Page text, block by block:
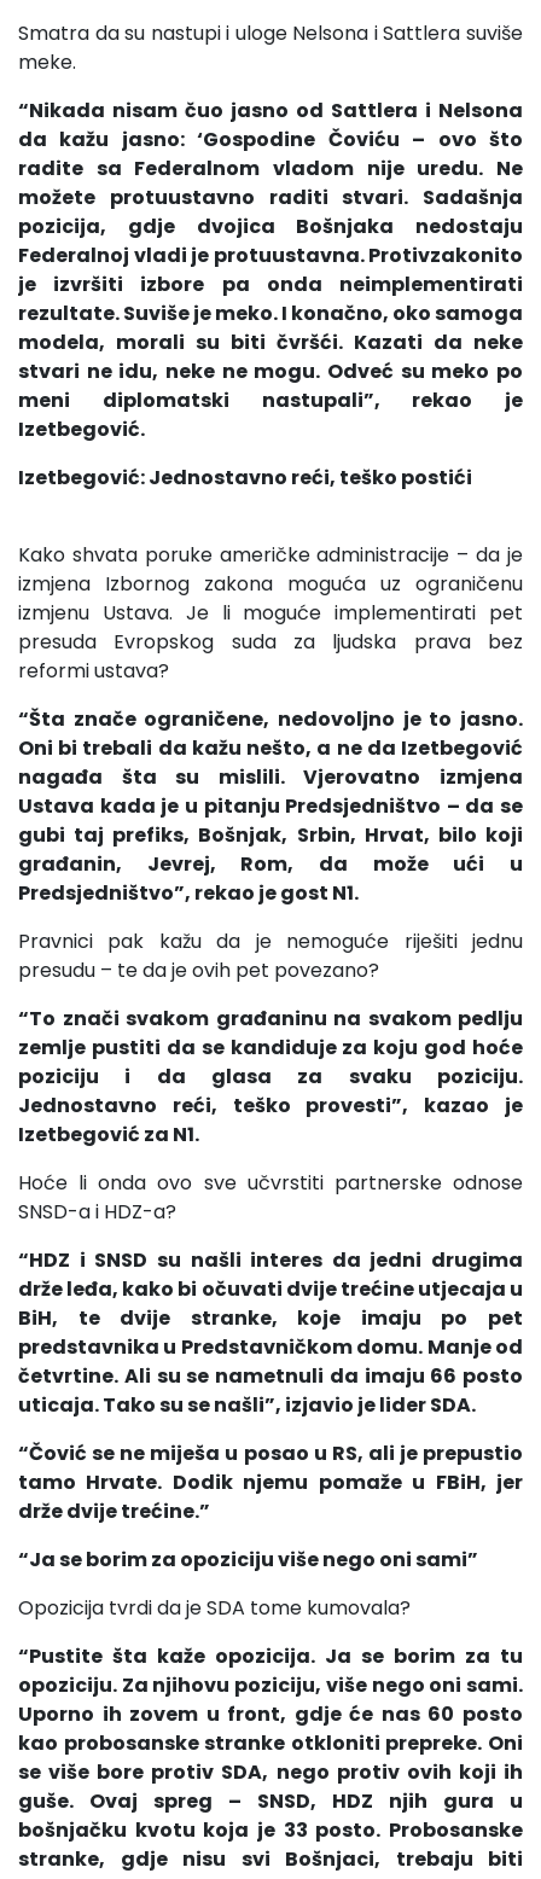
Smatra da su nastupi i uloge Nelsona i Sattlera suviše
meke.
“Nikada nisam čuo jasno od Sattlera i Nelsona
da kažu jasno: ‘Gospodine Čoviću – ovo što
radite sa Federalnom vladom nije uredu. Ne
možete protuustavno raditi stvari. Sadašnja
pozicija, gdje dvojica Bošnjaka nedostaju
Federalnoj vladi je protuustavna. Protivzakonito
je izvršiti izbore pa onda neimplementirati
rezultate. Suviše je meko. I konačno, oko samoga
modela, morali su biti čvršći. Kazati da neke
stvari ne idu, neke ne mogu. Odveć su meko po
meni diplomatski nastupali”, rekao je
Izetbegović.
Izetbegović: Jednostavno reći, teško postići
Kako shvata poruke američke administracije – da je
izmjena Izbornog zakona moguća uz ograničenu
izmjenu Ustava. Je li moguće implementirati pet
presuda Evropskog suda za ljudska prava bez
reformi ustava?
“Šta znače ograničene, nedovoljno je to jasno.
Oni bi trebali da kažu nešto, a ne da Izetbegović
nagađa šta su mislili. Vjerovatno izmjena
Ustava kada je u pitanju Predsjedništvo – da se
gubi taj prefiks, Bošnjak, Srbin, Hrvat, bilo koji
građanin, Jevrej, Rom, da može ući u
Predsjedništvo”, rekao je gost N1.
Pravnici pak kažu da je nemoguće riješiti jednu
presudu – te da je ovih pet povezano?
“To znači svakom građaninu na svakom pedlju
zemlje pustiti da se kandiduje za koju god hoće
poziciju i da glasa za svaku poziciju.
Jednostavno reći, teško provesti”, kazao je
Izetbegović za N1.
Hoće li onda ovo sve učvrstiti partnerske odnose
SNSD-a i HDZ-a?
“HDZ i SNSD su našli interes da jedni drugima
drže leđa, kako bi očuvati dvije trećine utjecaja u
BiH, te dvije stranke, koje imaju po pet
predstavnika u Predstavničkom domu. Manje od
četvrtine. Ali su se nametnuli da imaju 66 posto
uticaja. Tako su se našli”, izjavio je lider SDA.
“Čović se ne miješa u posao u RS, ali je prepustio
tamo Hrvate. Dodik njemu pomaže u FBiH, jer
drže dvije trećine.”
“Ja se borim za opoziciju više nego oni sami”
Opozicija tvrdi da je SDA tome kumovala?
“Pustite šta kaže opozicija. Ja se borim za tu
opoziciju. Za njihovu poziciju, više nego oni sami.
Uporno ih zovem u front, gdje će nas 60 posto
kao probosanske stranke otkloniti prepreke. Oni
se više bore protiv SDA, nego protiv ovih koji ih
guše. Ovaj spreg – SNSD, HDZ njih gura u
bošnjačku kvotu koja je 33 posto. Probosanske
stranke, gdje nisu svi Bošnjaci, trebaju biti